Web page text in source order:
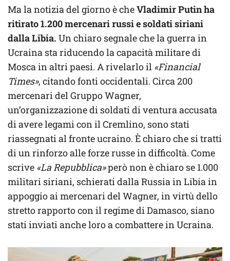
Ma la notizia del giorno è cheVladimir Putin ha
ritirato 1.200 mercenari russi e soldati siriani
dalla Libia. Un chiaro segnale che la guerra in
Ucraina sta riducendo la capacità militare di
Mosca in altri paesi. A rivelarlo il «Financial
Times», citando fonti occidentali. Circa 200
mercenari del Gruppo Wagner,
un’organizzazione di soldati di ventura accusata
di avere legami con il Cremlino, sono stati
riassegnati al fronte ucraino. È chiaro che si tratti
di un rinforzo alle forze russe in difficoltà. Come
scrive «La Repubblica»però non è chiaro se 1.000
militari siriani, schierati dalla Russia in Libia in
appoggio ai mercenari del Wagner, in virtù dello
stretto rapporto con il regime di Damasco, siano
stati inviati anche loro a combattere in Ucraina.